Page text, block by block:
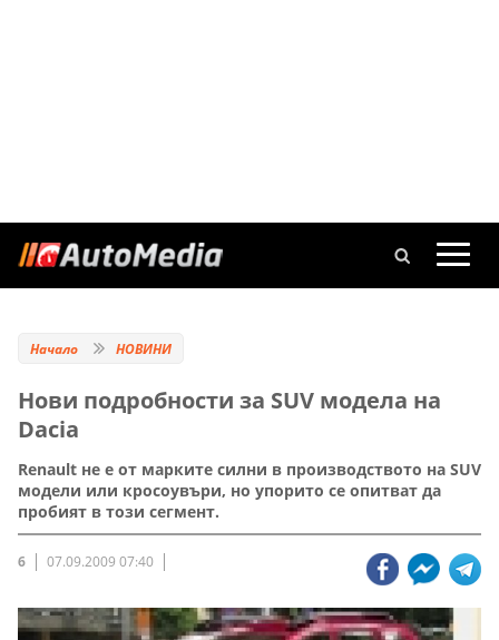
Начало НОВИНИ
Нови подробности за SUV модела на
Dacia
Renault не е от марките силни в производството на SUV
модели или кросоувъри, но упорито се опитват да
пробият в този сегмент.
6 07.09.2009 07:40